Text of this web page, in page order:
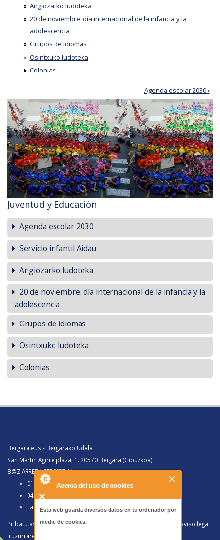
Acerca del uso de cookies
Esta web guarda diversos datos en tu ordenador por
medio de cookies.
Angiozarko ludoteka
20 de noviembre: día internacional de la infancia y la
adolescencia
Grupos de idiomas
Osintxuko ludoteka
Colonias
Agenda escolar 2030 ›
Juventud y Educación
Agenda escolar 2030
Servicio infantil Aidau
Angiozarko ludoteka
20 de noviembre: día internacional de la infancia y la
adolescencia
Grupos de idiomas
Osintxuko ludoteka
Colonias
Bergara.eus - Bergarako Udala
San Martin Agirre plaza, 1. 20570 Bergara (Gipuzkoa)
B@Z ARRETA ZERBITZUA:
010, Bergaratik deituz gero
943 77 91 00, Bergaraz kanpotik deituz gero
Faxa 943 77 91 63
Pribatutasun politika eta lege oharra
Política de privacidad y aviso legal
Iruzurraren Aurkako Politika